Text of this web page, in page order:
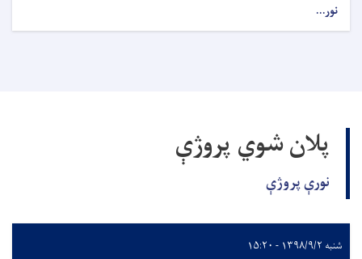
نور...
پلان شوي پروژې
نورې پروژې
شنبه ۱۳۹۸/۹/۲ - ۱۵:۲۰